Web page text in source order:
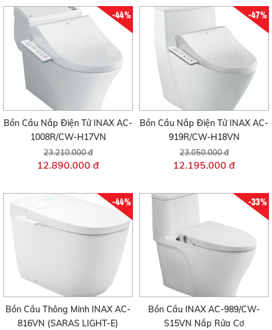
-44%
Bồn Cầu Nắp Điện Tử INAX AC-
1008R/CW-H17VN
23.210.000 đ
12.890.000 đ
-47%
Bồn Cầu Nắp Điện Tử INAX AC-
919R/CW-H18VN
23.050.000 đ
12.195.000 đ
-44%
Bồn Cầu Thông Minh INAX AC-
816VN (SARAS LIGHT-E)
-33%
Bồn Cầu INAX AC-989/CW-
S15VN Nắp Rửa Cơ